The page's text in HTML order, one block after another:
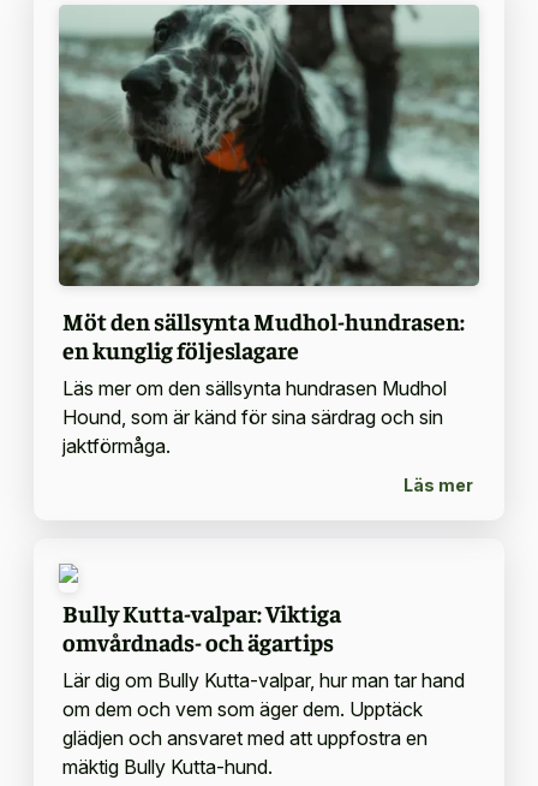
Möt den sällsynta Mudhol-hundrasen:
en kunglig följeslagare
Läs mer om den sällsynta hundrasen Mudhol
Hound, som är känd för sina särdrag och sin
jaktförmåga.
Läs mer
Bully Kutta-valpar: Viktiga
omvårdnads- och ägartips
Lär dig om Bully Kutta-valpar, hur man tar hand
om dem och vem som äger dem. Upptäck
glädjen och ansvaret med att uppfostra en
mäktig Bully Kutta-hund.